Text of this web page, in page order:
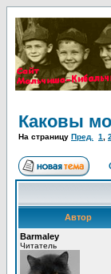
Каковы
На страницу Пред. 1 2
Автор
Barmaley
Читатель